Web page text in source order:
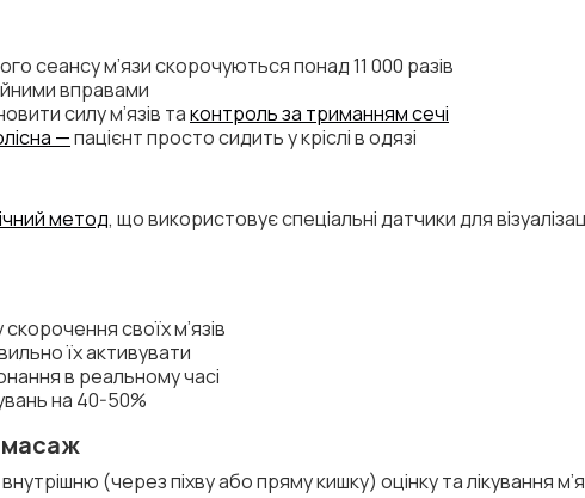
сеансу м’язи скорочуються понад 11 000 разів
вправами
силу м’язів таконтроль за триманням сечі
—пацієнт просто сидить у кріслі в одязі
метод, що використовує спеціальні датчики для
своїх м’язів
їх активувати
в реальному часі
на 40-50%
масаж
(через піхву або пряму кишку) оцінку та лікування